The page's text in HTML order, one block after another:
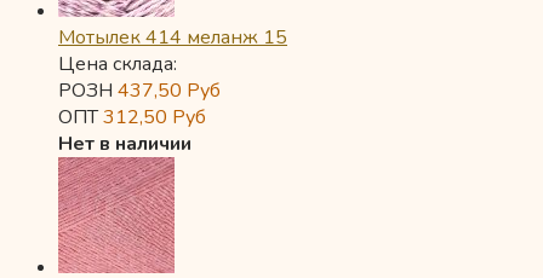
Мотылек 414 меланж 15
Цена склада:
РОЗН 437,50 Руб
ОПТ312,50 Руб
Нет в наличии